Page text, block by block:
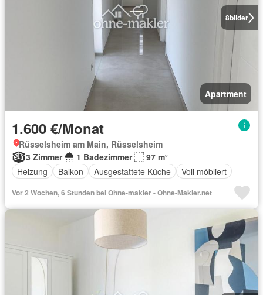
8bilder
Apartment
1.600 €/Monat
Rüsselsheim am Main, Rüsselsheim
3 Zimmer
1 Badezimmer
97 m²
Heizung
Balkon Ausgestattete Küche Voll möbliert
Vor 2 Wochen, 6 Stunden bei Ohne-makler - Ohne-Makler.net